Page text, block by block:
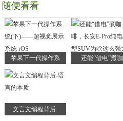
随便看看
苹果下一代操作系 还能“借电”煮咖
文言文编程背后-